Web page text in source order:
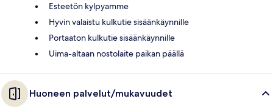
Esteetön kylpyamme
Hyvin valaistu kulkutie sisäänkäynnille
Portaaton kulkutie sisäänkäynnille
Uima-altaan nostolaite paikan päällä
Huoneen palvelut/mukavuudet